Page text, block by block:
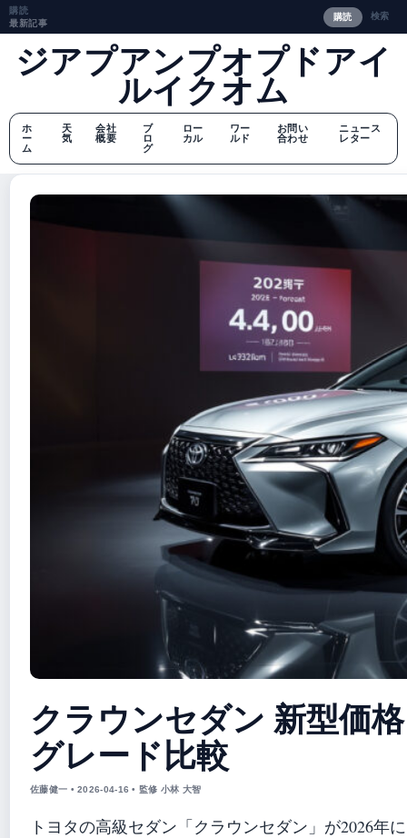
購読
最新記事
購読 検索
ジアプアンプオプドアイ
ルイクオム
ホ
ー
ム
天
気
会社
概要
ブ
ロ
グ
ロー
カル
ワー
ルド
お問い
合わせ
ニュース
レター
クラウンセダン 新型価
グレード比較
佐藤健一 • 2026-04-16 • 監修 小林 大智
トヨタの高級セダン「クラウンセダン」が2026年